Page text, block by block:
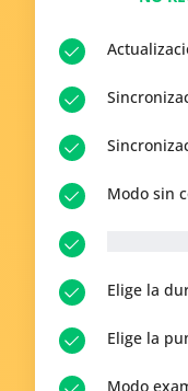
Modo sin
Elige la
Elige la
Modo